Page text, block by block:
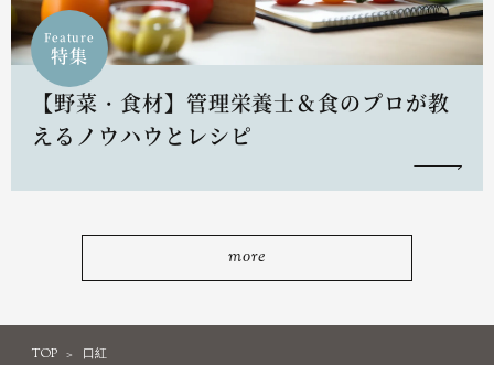
Feature
特集
【野菜・食材】管理栄養士＆食のプロが教
えるノウハウとレシピ
more
TOP 口紅